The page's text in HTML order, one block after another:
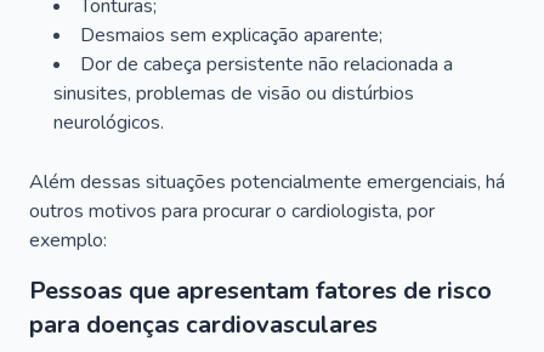
Tonturas;
Desmaios sem explicação aparente;
Dor de cabeça persistente não relacionada a
sinusites, problemas de visão ou distúrbios
neurológicos.
Além dessas situações potencialmente emergenciais, há
outros motivos para procurar o cardiologista, por
exemplo:
Pessoas que apresentam fatores de risco
para doenças cardiovasculares